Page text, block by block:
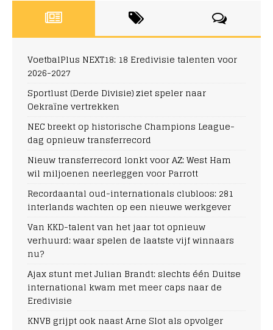
VoetbalPlus NEXT18: 18 Eredivisie talenten voor
2026-2027
Sportlust (Derde Divisie) ziet speler naar
Oekraïne vertrekken
NEC breekt op historische Champions League-
dag opnieuw transferrecord
Nieuw transferrecord lonkt voor AZ: West Ham
wil miljoenen neerleggen voor Parrott
Recordaantal oud-internationals clubloos: 281
interlands wachten op een nieuwe werkgever
Van KKD-talent van het jaar tot opnieuw
verhuurd: waar spelen de laatste vijf winnaars
nu?
Ajax stunt met Julian Brandt: slechts één Duitse
international kwam met meer caps naar de
Eredivisie
KNVB grijpt ook naast Arne Slot als opvolger